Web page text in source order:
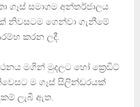
ගෑස් සමාගම අන්තර්ජාලය
නිවසටම ගෙන්වා ගැනීමේ
කරන ලදී.
මගින් මුදලට හෝ ක්‍රෙඩිට්
ම ගෑස් සිලින්ඩරයක්
ලැබී ඇත.